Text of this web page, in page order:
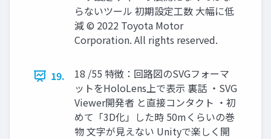
らないツール 初期設定工数 大幅に低
減 © 2022 Toyota Motor
Corporation. All rights reserved.
19.
18 /55 特徴：回路図のSVGフォーマ
ットをHoloLens上で表示 裏話 ・SVG
Viewer開発者 と直接コンタクト ・初
めて「3D化」した時 50mくらいの巻
物 文字が見えない Unityで楽しく開